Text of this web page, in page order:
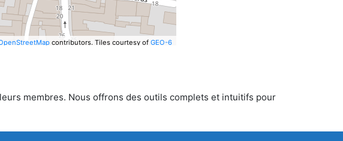
contributors. Tiles courtesy of GEO-6
membres. Nous offrons des outils complets et intuitifs pour